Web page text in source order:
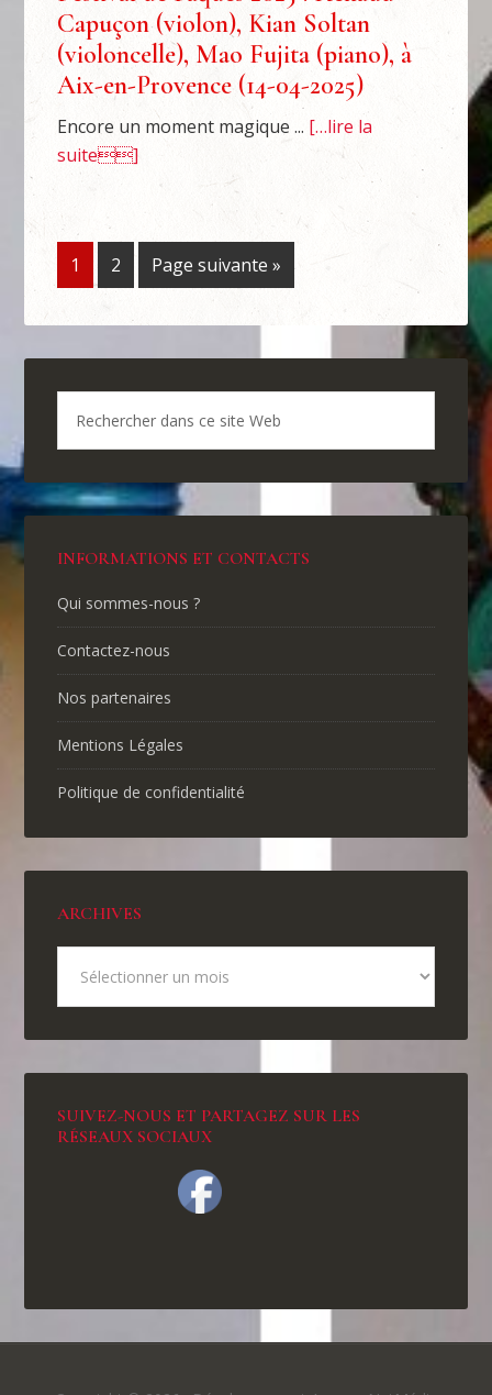
Capuçon (violon), Kian Soltan
(violoncelle), Mao Fujita (piano), à
Aix-en-Provence (14-04-2025)
Encore un moment magique ... […lire la
suite]
1 2 Page suivante »
INFORMATIONS ET CONTACTS
Qui sommes-nous ?
Contactez-nous
Nos partenaires
Mentions Légales
Politique de confidentialité
ARCHIVES
SUIVEZ-NOUS ET PARTAGEZ SUR LES
RÉSEAUX SOCIAUX